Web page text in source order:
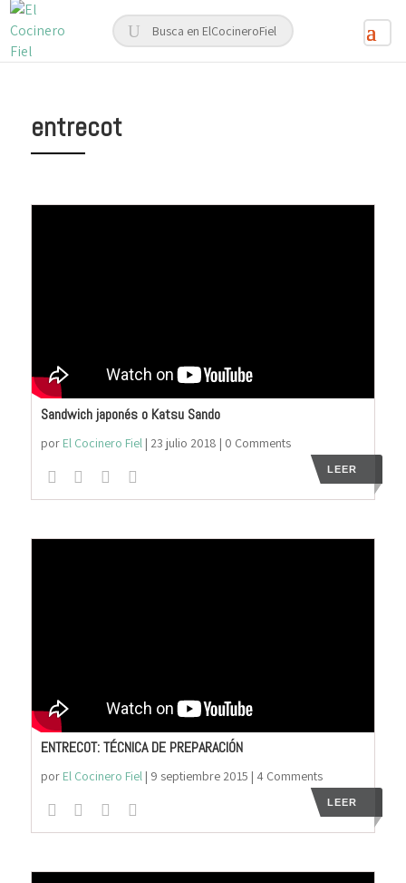
entrecot
Sandwich japonés o Katsu Sando
por El Cocinero Fiel| 23 julio 2018 | 0 Comments
LEER
ENTRECOT: TÉCNICA DE PREPARACIÓN
por El Cocinero Fiel| 9 septiembre 2015 | 4 Comments
LEER